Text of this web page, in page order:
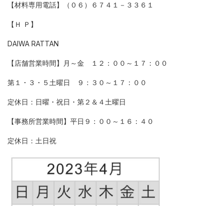
【材料専用電話】（０６）６７４１－３３６１
【Ｈ Ｐ】
DAIWA RATTAN
【店舗営業時間】月～金 １２：００～１７：００
第１・３・５土曜日 ９：３０～１７：００
定休日：日曜・祝日・第２＆４土曜日
【事務所営業時間】平日９：００～１６：４０
定休日：土日祝